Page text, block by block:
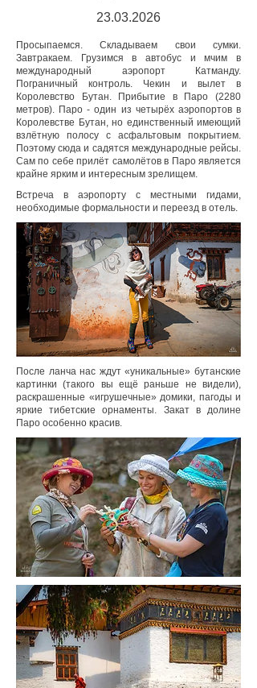
23.03.2026
Просыпаемся. Складываем свои сумки.
Завтракаем. Грузимся в автобус и мчим в
международный аэропорт Катманду.
Пограничный контроль. Чекин и вылет в
Королевство Бутан. Прибытие в Паро (2280
метров). Паро - один из четырёх аэропортов в
Королевстве Бутан, но единственный имеющий
взлётную полосу с асфальтовым покрытием.
Поэтому сюда и садятся международные рейсы.
Сам по себе прилёт самолётов в Паро является
крайне ярким и интересным зрелищем.
Встреча в аэропорту с местными гидами,
необходимые формальности и переезд в отель.
После ланча нас ждут «уникальные» бутанские
картинки (такого вы ещё раньше не видели),
раскрашенные «игрушечные» домики, пагоды и
яркие тибетские орнаменты. Закат в долине
Паро особенно красив.